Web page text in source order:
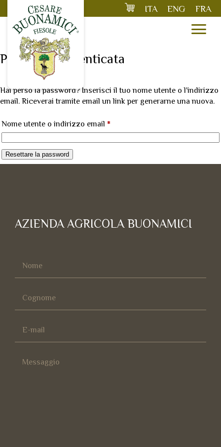
al
contenuto
ITA ENG FRA
Password dimenticata
Hai perso la password? Inserisci il tuo nome utente o l'indirizzo
email. Riceverai tramite email un link per generarne una nuova.
Nome utente o indirizzo email *
Resettare la password
AZIENDA AGRICOLA BUONAMICI